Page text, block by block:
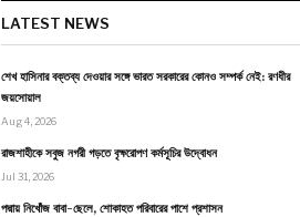
LATEST NEWS
শেখ হাসিনার বক্তব্য দেওয়ার সঙ্গে ভারত সরকারের কোনও সম্পর্ক নেই: রণধীর
জয়সোয়াল
Aug 4, 2026
রাজশাহীকে সবুজ নগরী গড়তে বৃক্ষরোপণ কর্মসূচির উদ্বোধন
Jul 31, 2026
পদ্মায় নিখোঁজ বাবা-ছেলে, শোকাহত পরিবারের পাশে প্রশাসন